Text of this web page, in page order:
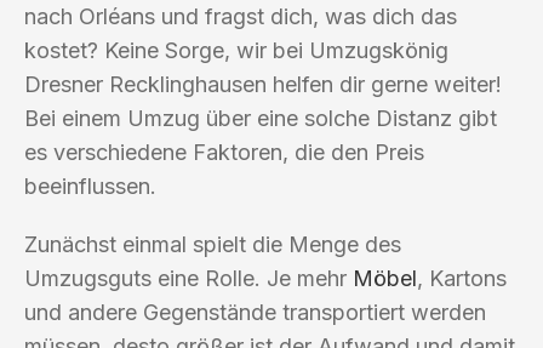
nach Orléans und fragst dich, was dich das
kostet? Keine Sorge, wir bei Umzugskönig
Dresner Recklinghausen helfen dir gerne weiter!
Bei einem Umzug über eine solche Distanz gibt
es verschiedene Faktoren, die den Preis
beeinflussen.
Zunächst einmal spielt die Menge des
Umzugsguts eine Rolle. Je mehr Möbel, Kartons
und andere Gegenstände transportiert werden